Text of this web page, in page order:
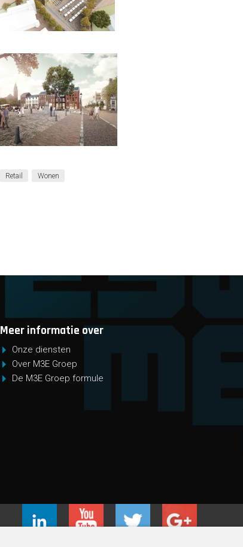
Retail Wonen
Meer informatie over
Onze diensten
Over M3E Groep
De M3E Groep formule